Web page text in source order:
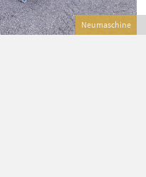
Neumaschine